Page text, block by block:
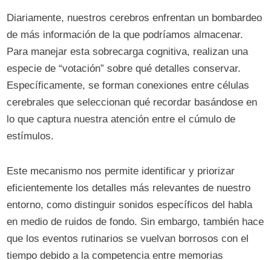
Diariamente, nuestros cerebros enfrentan un bombardeo
de más información de la que podríamos almacenar.
Para manejar esta sobrecarga cognitiva, realizan una
especie de “votación” sobre qué detalles conservar.
Específicamente, se forman conexiones entre células
cerebrales que seleccionan qué recordar basándose en
lo que captura nuestra atención entre el cúmulo de
estímulos.
Este mecanismo nos permite identificar y priorizar
eficientemente los detalles más relevantes de nuestro
entorno, como distinguir sonidos específicos del habla
en medio de ruidos de fondo. Sin embargo, también hace
que los eventos rutinarios se vuelvan borrosos con el
tiempo debido a la competencia entre memorias